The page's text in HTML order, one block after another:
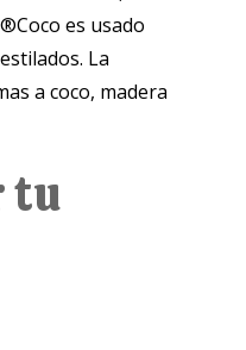
es usado
La
a coco, madera
tu